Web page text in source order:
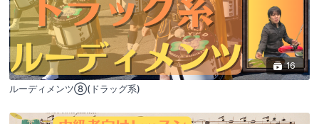
16
ルーディメンツ⑧(ドラッグ系)